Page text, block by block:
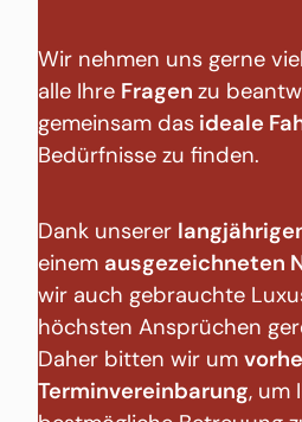
Wir nehmen uns gerne viel
alle Ihre Fragen zu
gemeinsam das ideale
Bedürfnisse zu finden.
Dank unserer
einem ausgezeichneten
wir auch gebrauchte
höchsten Ansprüchen
Daher bitten wir um
Terminvereinbarung, um